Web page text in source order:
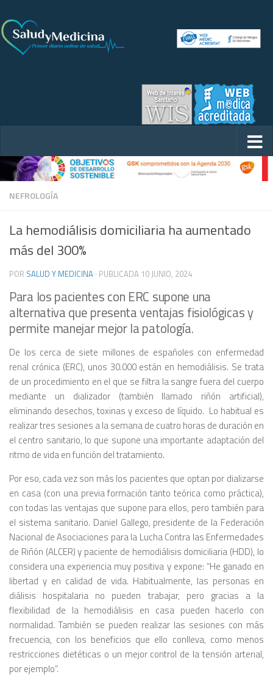
NEFROLOGÍA
La hemodiálisis domiciliaria ha aumentado
más del 300%
POR SALUD Y MEDICINA · PUBLICADA 10 JUNIO, 2024
Para los pacientes con ERC supone una
alternativa que presenta ventajas fisiológicas y
permite manejar mejor la patología.
De los cerca de siete millones de españoles con enfermedad
renal crónica (ERC), unos 30.000 están en hemodiálisis. Se trata
de un procedimiento en el que se filtra la sangre fuera del cuerpo
mediante un dializador (también llamado riñón artificial),
eliminando desechos, toxinas y exceso de líquido. Lo habitual es
realizar tres sesiones a la semana de cuatro horas de duración en
el centro sanitario, lo que supone una importante adaptación del
ritmo de vida en función del tratamiento.
Por eso, cada vez son más los pacientes que optan por dializarse
en casa (con una previa formación tanto teórica como práctica),
con todas las ventajas que supone para ellos, pero también para
el sistema sanitario. Daniel Gallego, presidente de la Federación
Nacional de Asociaciones para la Lucha Contra las Enfermedades
de Riñón (ALCER) y paciente de hemodiálisis domiciliaria (HDD), lo
considera una experiencia muy positiva y expone: “He ganado en
libertad y en calidad de vida. Habitualmente, las personas en
diálisis hospitalaria no pueden trabajar, pero gracias a la
flexibilidad de la hemodiálisis en casa pueden hacerlo con
normalidad. También se pueden realizar las sesiones con más
frecuencia, con los beneficios que ello conlleva, como menos
restricciones dietéticas o un mejor control de la tensión arterial,
por ejemplo”.